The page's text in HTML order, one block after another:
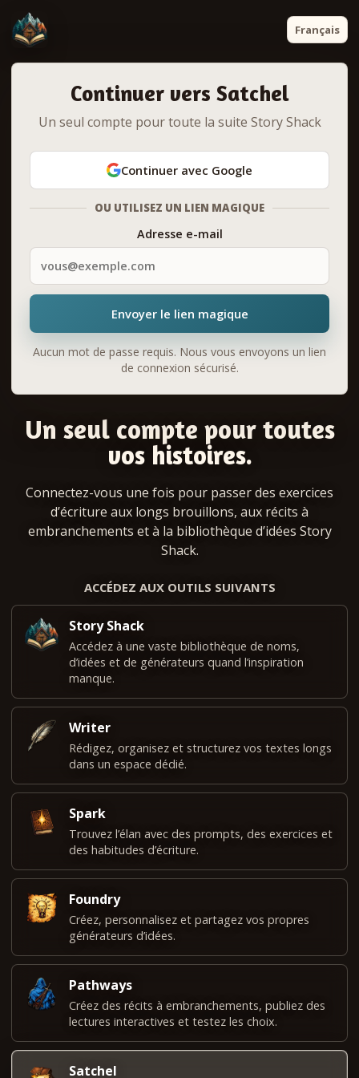
Français
Un seul compte pour toutes
vos histoires.
Connectez-vous une fois pour passer des exercices
d’écriture aux longs brouillons, aux récits à
embranchements et à la bibliothèque d’idées Story
Shack.
ACCÉDEZ AUX OUTILS SUIVANTS
Story Shack
Accédez à une vaste bibliothèque de noms,
d’idées et de générateurs quand l’inspiration
manque.
Writer
Rédigez, organisez et structurez vos textes longs
dans un espace dédié.
Spark
Trouvez l’élan avec des prompts, des exercices et
des habitudes d’écriture.
Foundry
Créez, personnalisez et partagez vos propres
générateurs d’idées.
Pathways
Créez des récits à embranchements, publiez des
lectures interactives et testez les choix.
Satchel
Continuer vers Satchel
Un seul compte pour toute la suite Story Shack
Continuer avec Google
OU UTILISEZ UN LIEN MAGIQUE
Adresse e-mail
Envoyer le lien magique
Aucun mot de passe requis. Nous vous envoyons un lien
de connexion sécurisé.